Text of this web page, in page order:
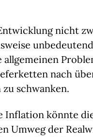
nicht
allgemeinen
nach
schwanken.
Inflation könnte
Umweg der